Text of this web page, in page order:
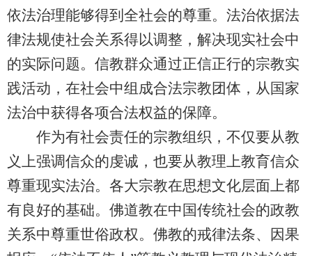
依法治理能够得到全社会的尊重。法治依据法
律法规使社会关系得以调整，解决现实社会中
的实际问题。信教群众通过正信正行的宗教实
践活动，在社会中组成合法宗教团体，从国家
法治中获得各项合法权益的保障。
作为有社会责任的宗教组织，不仅要从教
义上强调信众的虔诚，也要从教理上教育信众
尊重现实法治。各大宗教在思想文化层面上都
有良好的基础。佛道教在中国传统社会的政教
关系中尊重世俗政权。佛教的戒律法条、因果